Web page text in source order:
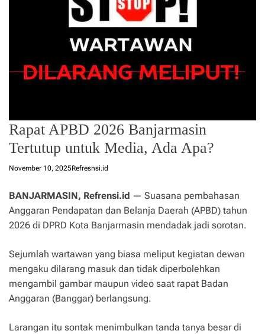
Rapat APBD 2026 Banjarmasin
Tertutup untuk Media, Ada Apa?
November 10, 2025Refresnsi.id
BANJARMASIN, Refrensi.id — Suasana pembahasan
Anggaran Pendapatan dan Belanja Daerah (APBD) tahun
2026 di DPRD Kota Banjarmasin mendadak jadi sorotan.
Sejumlah wartawan yang biasa meliput kegiatan dewan
mengaku dilarang masuk dan tidak diperbolehkan
mengambil gambar maupun video saat rapat Badan
Anggaran (Banggar) berlangsung.
Larangan itu sontak menimbulkan tanda tanya besar di